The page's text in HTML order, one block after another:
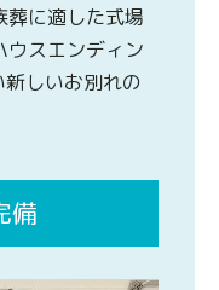
葬に適した式場
ウスエンディン
しいお別れの
備